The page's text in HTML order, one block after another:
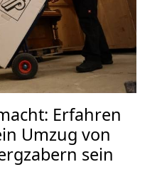
Erfahren
Umzug von
sein